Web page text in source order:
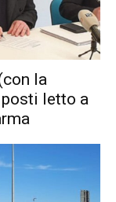
la
posti letto a